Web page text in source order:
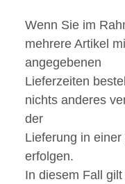
Wenn Sie im
mehrere Artikel
angegebenen
Lieferzeiten
nichts anderes
der
Lieferung in
erfolgen.
In diesem Fall